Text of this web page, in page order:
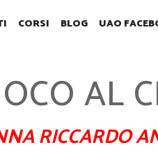
CORSI BLOG UAO
AL
RICCARDO